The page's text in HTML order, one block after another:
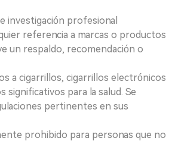
investigación profesional
referencia a marcas o productos
un respaldo, recomendación o
a cigarrillos, cigarrillos electrónicos
para la salud. Se
pertinentes en sus
prohibido para personas que no